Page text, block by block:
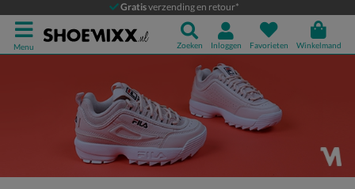
Gratisverzending en retour*
Menu Zoeken Inloggen Favorieten Winkelmand